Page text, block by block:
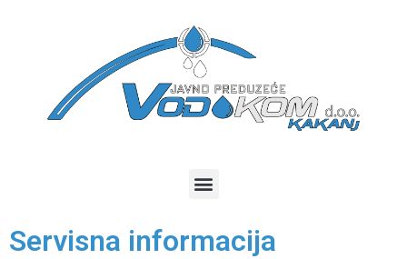
Servisna informacija